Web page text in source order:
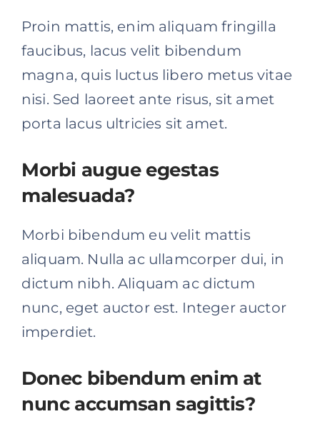
Proin mattis, enim aliquam fringilla
faucibus, lacus velit bibendum
magna, quis luctus libero metus vitae
nisi. Sed laoreet ante risus, sit amet
porta lacus ultricies sit amet.
Morbi augue egestas
malesuada?
Morbi bibendum eu velit mattis
aliquam. Nulla ac ullamcorper dui, in
dictum nibh. Aliquam ac dictum
nunc, eget auctor est. Integer auctor
imperdiet.
Donec bibendum enim at
nunc accumsan sagittis?